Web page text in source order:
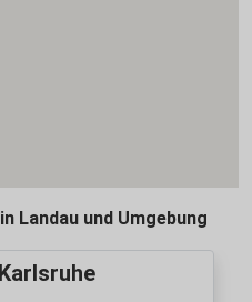
Landau und Umgebung